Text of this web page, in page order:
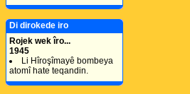
Di dirokede iro
Rojek wek îro...
1945
Li Hîroşîmayê bombeya
atomî hate teqandin.